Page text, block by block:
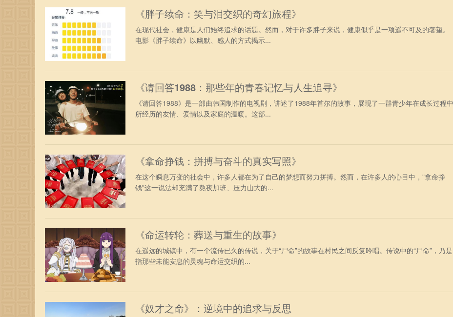
《胖子续命：笑与泪交织的奇幻旅程》
在现代社会，健康是人们始终追求的话题。然而，对于许多胖子来说，健康似乎是一项遥不可及的奢望。
电影《胖子续命》以幽默、感人的方式揭示...
《请回答1988：那些年的青春记忆与人生追寻》
《请回答1988》是一部由韩国制作的电视剧，讲述了1988年首尔的故事，展现了一群青少年在成长过程中
所经历的友情、爱情以及家庭的温暖。这部...
《拿命挣钱：拼搏与奋斗的真实写照》
在这个瞬息万变的社会中，许多人都在为了自己的梦想而努力拼搏。然而，在许多人的心目中，"拿命挣
钱"这一说法却充满了熬夜加班、压力山大的...
《命运转轮：葬送与重生的故事》
在遥远的城镇中，有一个流传已久的传说，关于“尸命”的故事在村民之间反复吟唱。传说中的“尸命”，乃是
指那些未能安息的灵魂与命运交织的...
《奴才之命》：逆境中的追求与反思